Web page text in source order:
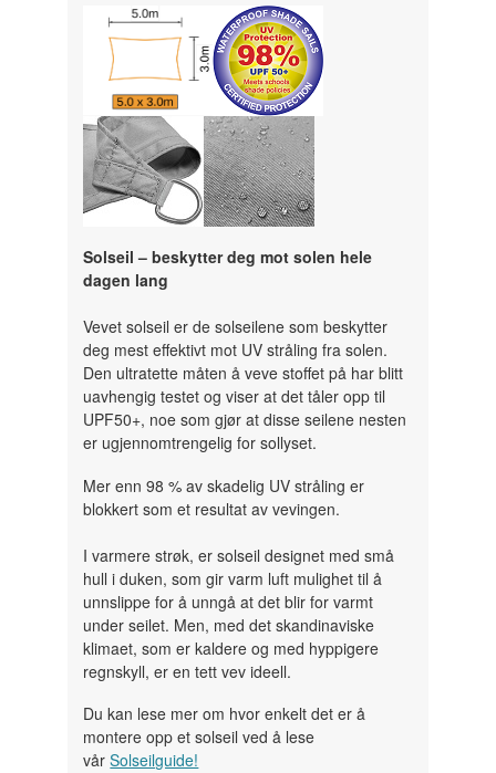
Solseil – beskytter deg mot solen hele
dagen lang
Vevet solseil er de solseilene som beskytter
deg mest effektivt mot UV stråling fra solen.
Den ultratette måten å veve stoffet på har blitt
uavhengig testet og viser at det tåler opp til
UPF50+, noe som gjør at disse seilene nesten
er ugjennomtrengelig for sollyset.
Mer enn 98 % av skadelig UV stråling er
blokkert som et resultat av vevingen.
I varmere strøk, er solseil designet med små
hull i duken, som gir varm luft mulighet til å
unnslippe for å unngå at det blir for varmt
under seilet. Men, med det skandinaviske
klimaet, som er kaldere og med hyppigere
regnskyll, er en tett vev ideell.
Du kan lese mer om hvor enkelt det er å
montere opp et solseil ved å lese
vårSolseilguide!